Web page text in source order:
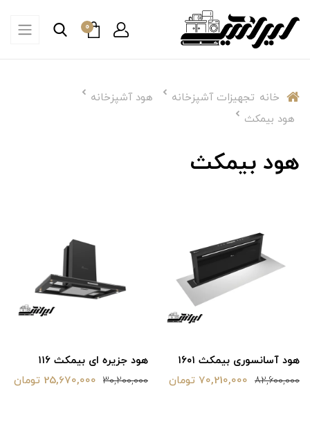
0
خانه تجهیزات آشپزخانه
هود آشپزخانه
هود بیمکث
هود بیمکث
هود آسانسوری بیمکث ۱۶۰۱
82,600,000 70,210,000 تومان
هود جزیره ای بیمکث ۱۱۶
30,200,000 25,670,000 تومان